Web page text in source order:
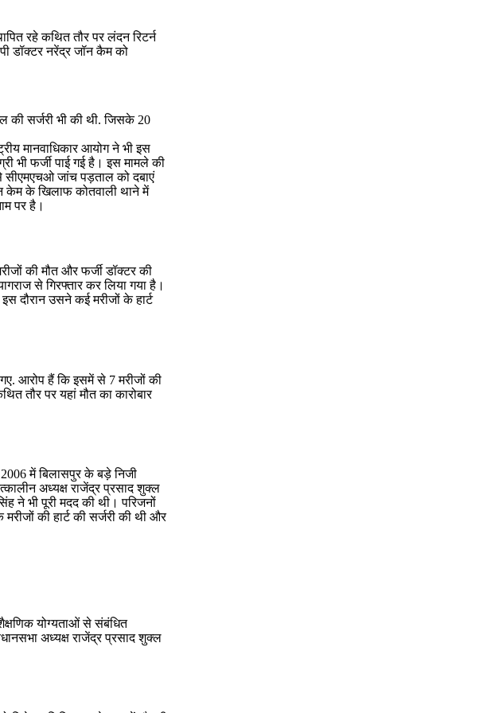
रहे कथित तौर पर लंदन रिटर्न
डॉक्टर नरेंद्र जॉन कैम को
की सर्जरी भी की थी. जिसके 20
मानवाधिकार आयोग ने भी इस
भी फर्जी पाई गई है। इस मामले की
सीएमएचओ जांच पड़ताल को दबाएं
केम के खिलाफ कोतवाली थाने में
पर है।
की मौत और फर्जी डॉक्टर की
से गिरफ्तार कर लिया गया है।
दौरान उसने कई मरीजों के हार्ट
आरोप हैं कि इसमें से 7 मरीजों की
तौर पर यहां मौत का कारोबार
2006 में बिलासपुर के बड़े निजी
अध्यक्ष राजेंद्र प्रसाद शुक्ल
ने भी पूरी मदद की थी। परिजनों
की हार्ट की सर्जरी की थी और
योग्यताओं से संबंधित
अध्यक्ष राजेंद्र प्रसाद शुक्ल